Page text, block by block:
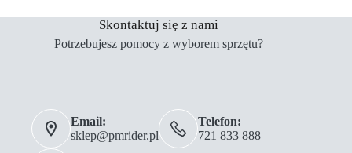
Skontaktuj się z nami
Potrzebujesz pomocy z wyborem sprzętu?
Email:
sklep@pmrider.pl
Telefon:
721 833 888